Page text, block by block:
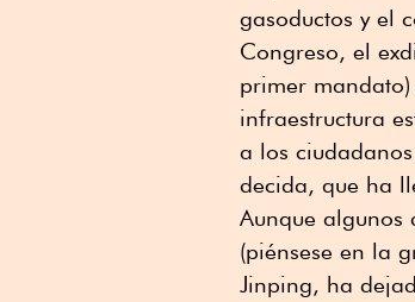
gasoductos y el
Congreso, el
primer
infraestructura
a los
decida, que ha
Aunque algunos
(piénsese en la
Jinping, ha